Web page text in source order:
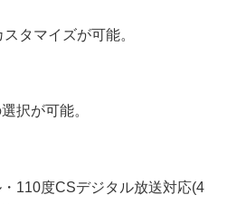
タマイズが可能。
択が可能。
110度CSデジタル放送対応(4